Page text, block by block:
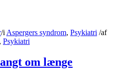
/i Aspergers syndrom, Psykiatri /af
, Psykiatri
om længe